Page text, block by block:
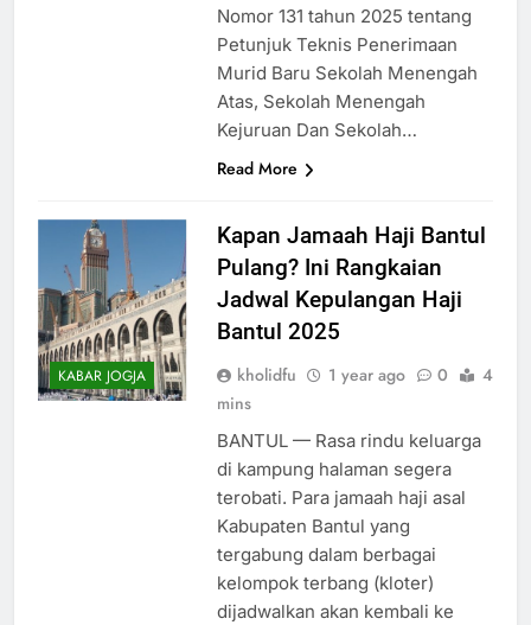
Nomor 131 tahun 2025 tentang
Petunjuk Teknis Penerimaan
Murid Baru Sekolah Menengah
Atas, Sekolah Menengah
Kejuruan Dan Sekolah…
Read More
KABAR JOGJA
Kapan Jamaah Haji Bantul
Pulang? Ini Rangkaian
Jadwal Kepulangan Haji
Bantul 2025
kholidfu 1 year ago 0
4
mins
BANTUL — Rasa rindu keluarga
di kampung halaman segera
terobati. Para jamaah haji asal
Kabupaten Bantul yang
tergabung dalam berbagai
kelompok terbang (kloter)
dijadwalkan akan kembali ke